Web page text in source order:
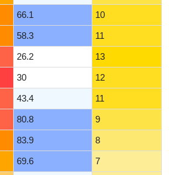
66.1 10
58.3 11
26.2 13
30 12
43.4 11
80.8 9
83.9 8
69.6 7